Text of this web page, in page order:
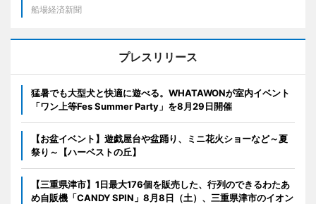
船場経済新聞
プレスリリース
猛暑でも大型犬と快適に遊べる。WHATAWONが室内イベント
「ワン上等Fes Summer Party」を8月29日開催
【お盆イベント】遊戯屋台や盆踊り、ミニ花火ショーなど～夏
祭り～【ハーベストの丘】
【三重県津市】1日最大176個を販売した、行列のできるわたあ
め自販機「CANDY SPIN」8月8日（土）、三重県津市のイオン